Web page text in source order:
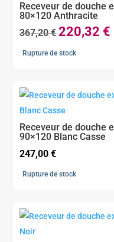
Receveur de douche
80×120 Anthracite
367,20€Le
prix
367,20 €.
220,32 €
Rupture de stock
Receveur de douche
90×120 Blanc Casse
247,00€
Rupture de stock